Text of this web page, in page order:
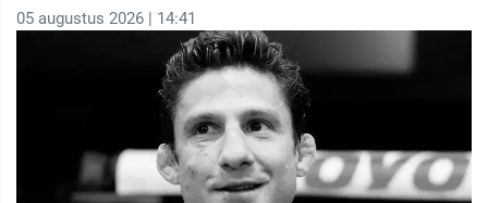
05 augustus 2026 | 14:41